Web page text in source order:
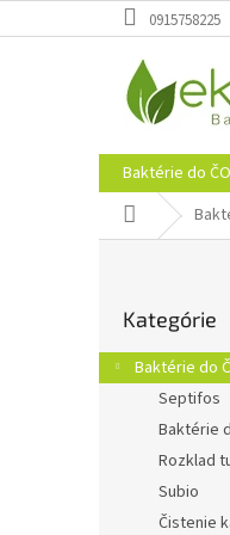
na
0915758225
Baktérie do
Domov
ý
p
kategórie
Kategórie
Baktérie do
Septifos
Baktérie
Rozklad
Subio
Čistenie